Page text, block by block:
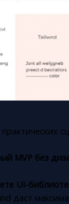
MVP без
UI-
даст